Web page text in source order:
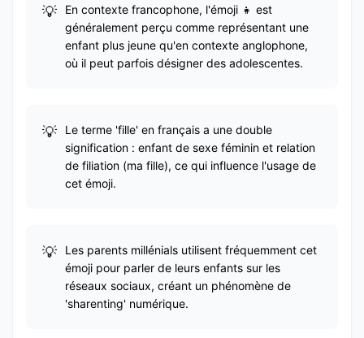
En contexte francophone, l'émoji 👧 est
généralement perçu comme représentant une
enfant plus jeune qu'en contexte anglophone,
où il peut parfois désigner des adolescentes.
Le terme 'fille' en français a une double
signification : enfant de sexe féminin et relation
de filiation (ma fille), ce qui influence l'usage de
cet émoji.
Les parents millénials utilisent fréquemment cet
émoji pour parler de leurs enfants sur les
réseaux sociaux, créant un phénomène de
'sharenting' numérique.